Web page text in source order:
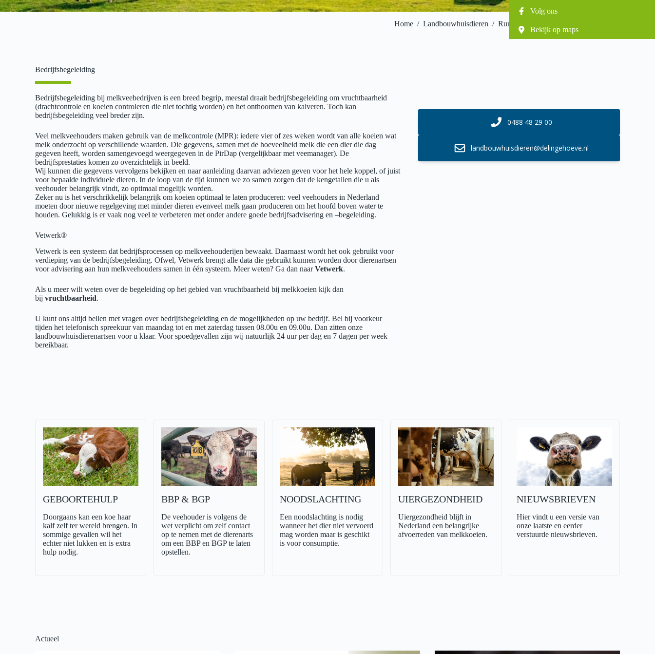
Volg ons
Bekijk op maps
Home / Landbouwhuisdieren / Rund
Bedrijfsbegeleiding
Bedrijfsbegeleiding bij melkveebedrijven is een breed begrip, meestal draait bedrijfsbegeleiding om vruchtbaarheid
(drachtcontrole en koeien controleren die niet tochtig worden) en het onthoornen van kalveren. Toch kan
bedrijfsbegeleiding veel breder zijn.
Veel melkveehouders maken gebruik van de melkcontrole (MPR): iedere vier of zes weken wordt van alle koeien wat
melk onderzocht op verschillende waarden. Die gegevens, samen met de hoeveelheid melk die een dier die dag
gegeven heeft, worden samengevoegd weergegeven in de PirDap (vergelijkbaar met veemanager). De
bedrijfsprestaties komen zo overzichtelijk in beeld.
Wij kunnen die gegevens vervolgens bekijken en naar aanleiding daarvan adviezen geven voor het hele koppel, of juist
voor bepaalde individuele dieren. In de loop van de tijd kunnen we zo samen zorgen dat de kengetallen die u als
veehouder belangrijk vindt, zo optimaal mogelijk worden.
Zeker nu is het verschrikkelijk belangrijk om koeien optimaal te laten produceren: veel veehouders in Nederland
moeten door nieuwe regelgeving met minder dieren evenveel melk gaan produceren om het hoofd boven water te
houden. Gelukkig is er vaak nog veel te verbeteren met onder andere goede bedrijfsadvisering en –begeleiding.
Vetwerk®
Vetwerk is een systeem dat bedrijfsprocessen op melkveehouderijen bewaakt. Daarnaast wordt het ook gebruikt voor
verdieping van de bedrijfsbegeleiding. Ofwel, Vetwerk brengt alle data die gebruikt kunnen worden door dierenartsen
voor advisering aan hun melkveehouders samen in één systeem. Meer weten? Ga dan naarVetwerk.
Als u meer wilt weten over de begeleiding op het gebied van vruchtbaarheid bij melkkoeien kijk dan
bij vruchtbaarheid.
U kunt ons altijd bellen met vragen over bedrijfsbegeleiding en de mogelijkheden op uw bedrijf. Bel bij voorkeur
tijden het telefonisch spreekuur van maandag tot en met zaterdag tussen 08.00u en 09.00u. Dan zitten onze
landbouwhuisdierenartsen voor u klaar. Voor spoedgevallen zijn wij natuurlijk 24 uur per dag en 7 dagen per week
bereikbaar.
0488 48 29 00
landbouwhuisdieren@delingehoeve.nl
GEBOORTEHULP
Doorgaans kan een koe haar
kalf zelf ter wereld brengen. In
sommige gevallen wil het
echter niet lukken en is extra
hulp nodig.
BBP & BGP
De veehouder is volgens de
wet verplicht om zelf contact
op te nemen met de dierenarts
om een BBP en BGP te laten
opstellen.
NOODSLACHTING
Een noodslachting is nodig
wanneer het dier niet vervoerd
mag worden maar is geschikt
is voor consumptie.
UIERGEZONDHEID
Uiergezondheid blijft in
Nederland een belangrijke
afvoerreden van melkkoeien.
NIEUWSBRIEVEN
Hier vindt u een versie van
onze laatste en eerder
verstuurde nieuwsbrieven.
Actueel